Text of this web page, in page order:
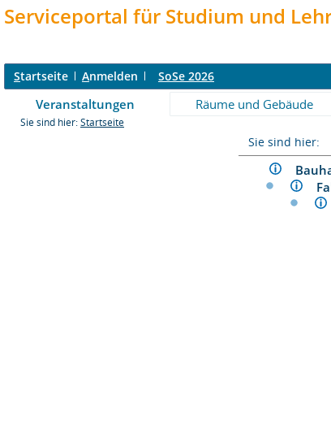
Serviceportal für Studium und
Startseite Anmelden SoSe 2026
Veranstaltungen Räume und Gebäude
Sie sind hier: Startseite
Sie sind hier: